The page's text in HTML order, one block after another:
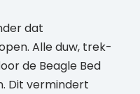
dat
Alle duw, trek-
de Beagle Bed
Dit vermindert